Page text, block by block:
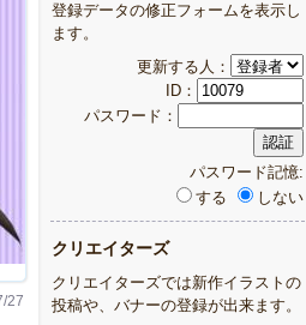
27
登録データの修正フォームを表示し
ます。
更新する人：
ID：
パスワード：
パスワード記憶:
する
しない
クリエイターズ
クリエイターズでは新作イラストの
投稿や、バナーの登録が出来ます。